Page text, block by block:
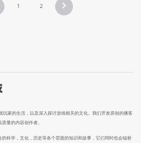
1 2
玩家的生活，以及深入探讨游戏相关的文化。我们开发原创的播客
量的内容创作者。
科学，文化，历史等各个层面的知识和故事，它们同时也会辐射